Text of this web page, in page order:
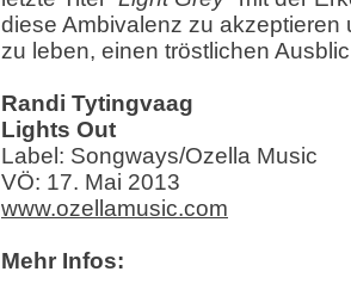
diese Ambivalenz zu akzeptieren
zu leben, einen tröstlichen
Randi Tytingvaag
Lights Out
Label: Songways/Ozella Music
VÖ: 17. Mai 2013
www.ozellamusic.com
Mehr Infos: